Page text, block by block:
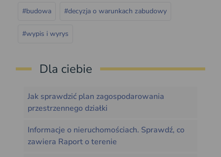
#budowa #decyzja o warunkach zabudowy
#wypis i wyrys
Dla ciebie
Jak sprawdzić plan zagospodarowania
przestrzennego działki
Informacje o nieruchomościach. Sprawdź, co
zawiera Raport o terenie